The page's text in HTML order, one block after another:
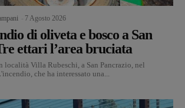
7 Agosto 2026
di oliveta e bosco a San
ettari l’area bruciata
località Villa Rubeschi, a San Pancrazio, nel
che ha interessato una...